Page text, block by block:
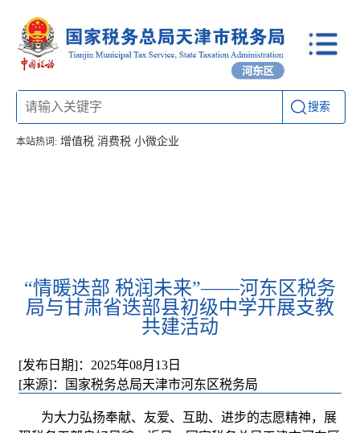
搜索
本站热词: 增值税 消费税 小微企业
“情暖迭部 税润未来”——河东区税务
局与甘肃省迭部县初级中学开展支教
共建活动
[发布日期]：2025年08月13日
[来源]：国家税务总局天津市河东区税务局
为大力弘扬奉献、友爱、互助、进步的志愿精神，展